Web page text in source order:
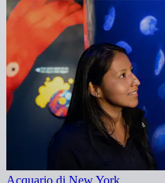
Acquario di New York